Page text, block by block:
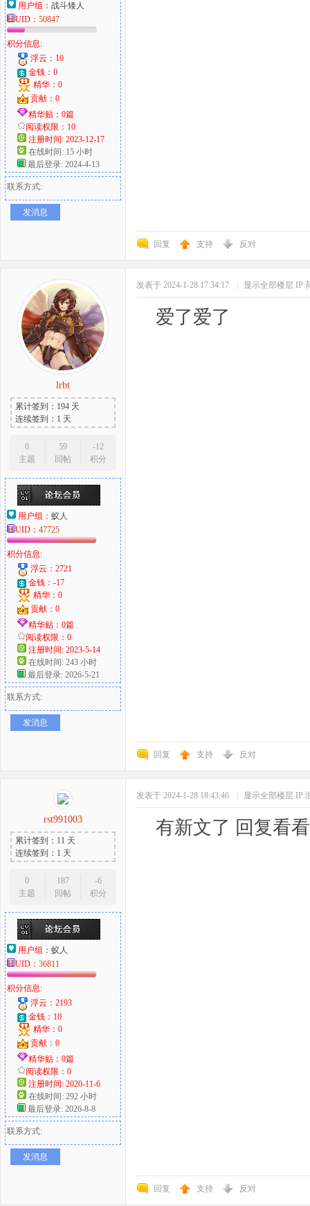
用户组： 战斗矮人
UID： 50847
积分信息:
浮云：10
金钱：0
精华：0
贡献：0
精华贴：0篇
阅读权限：10
注册时间: 2023-12-17
在线时间: 15 小时
最后登录: 2024-4-13
联系方式:
发消息
回复 支持 反对
lrbt
累计签到：194 天
连续签到：1 天
0
主题
59
回帖
-12
积分
用户组： 蚁人
UID： 47725
积分信息:
浮云：2721
金钱：-17
精华：0
贡献：0
精华贴：0篇
阅读权限：0
注册时间: 2023-5-14
在线时间: 243 小时
最后登录: 2026-5-21
联系方式:
发消息
发表于 2024-1-28 17:34:17 显示全部楼层 IP:
爱了
回复 支持 反对
rst991003
累计签到：11 天
连续签到：1 天
0
主题
187
回帖
-6
积分
用户组： 蚁人
UID： 36811
积分信息:
浮云：2193
金钱：10
精华：0
贡献：0
精华贴：0篇
阅读权限：0
注册时间: 2020-11-6
在线时间: 292 小时
最后登录: 2026-8-8
联系方式:
发消息
发表于 2024-1-28 18:43:46 显示全部楼层 IP:
有新文了 回复
回复 支持 反对